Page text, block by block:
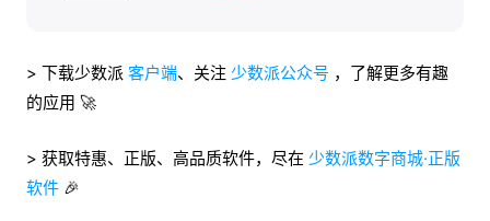
> 下载少数派 客户端、关注 少数派公众号 ，了解更多有趣
的应用 🚀
> 获取特惠、正版、高品质软件，尽在 少数派数字商城·正版
软件 🎉